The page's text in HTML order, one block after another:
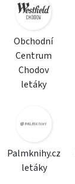
Obchodní
Centrum
Chodov
letáky
Palmknihy.cz
letáky